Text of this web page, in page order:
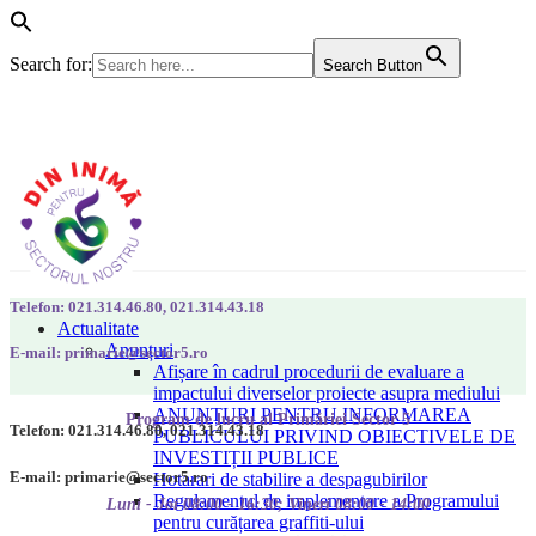
Search for: Search Button
Actualitate
Anunțuri
Afișare în cadrul procedurii de evaluare a
impactului diverselor proiecte asupra mediului
ANUNȚURI PENTRU INFORMAREA
PUBLICULUI PRIVIND OBIECTIVELE DE
INVESTIȚII PUBLICE
Hotarari de stabilire a despagubirilor
Regulamentul de implementare a Programului
pentru curățarea graffiti-ului
Telefon: 021.314.46.80, 021.314.43.18
E-mail: primarie@sector5.ro
Program de lucru al Primăriei Sector 5
Luni - Joi 08:00 - 16:30; Vineri 08:00 - 14:00
Telefon: 021.314.46.80, 021.314.43.18
E-mail: primarie@sector5.ro